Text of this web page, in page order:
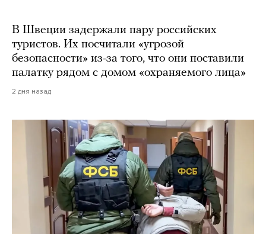
В Швеции задержали пару российских
туристов. Их посчитали «угрозой
безопасности» из-за того, что они поставили
палатку рядом с домом «охраняемого лица»
2 дня назад